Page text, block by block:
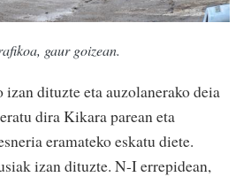
gaur goizean.
izan dituzte eta auzolanerako deia
dira Kikara parean eta
eramateko eskatu diete.
izan dituzte. N-I errepidean,